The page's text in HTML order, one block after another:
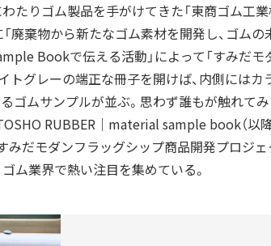
独自性
DIVERSITY
多様性
LEARNING
育成
HISTORY
歴史
ップ商品開発
たりゴム製品を手がけてきた「東商ゴム工業
廃棄物から新たなゴム素材を開発し、ゴムの
Bookで伝える活動」によって「すみだモ
トグレーの端正な冊子を開けば、内側にはカ
ゴムサンプルが並ぶ。思わず誰もが触れてみ
RUBBER｜material sample book（以
すみだモダンフラッグシップ商品開発プロジ
ゴム業界で熱い注目を集めている。